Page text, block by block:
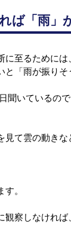
ば「雨」
至るために
「雨が振り
聞いているの
て雲の動きな
。
察しなけれ